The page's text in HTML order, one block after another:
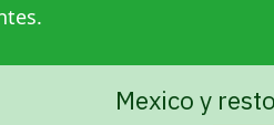
Mexico y
con tres
del Agua (APA),
y la secretaria de